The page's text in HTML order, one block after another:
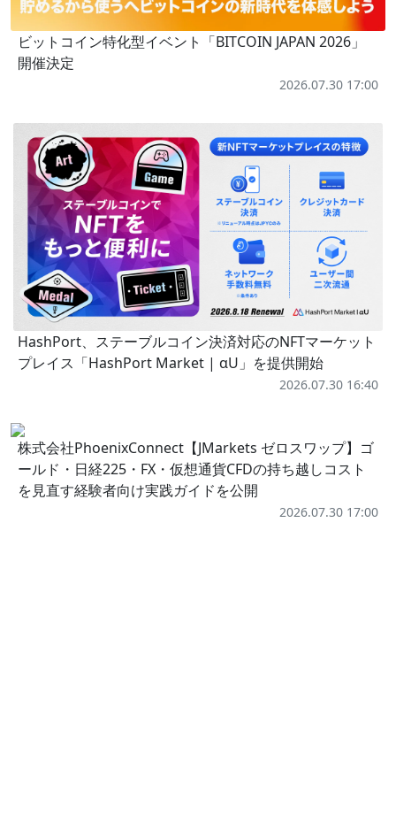
ビットコイン特化型イベント「BITCOIN JAPAN 2026」
開催決定
2026.07.30 17:00
HashPort、ステーブルコイン決済対応のNFTマーケット
プレイス「HashPort Market | αU」を提供開始
2026.07.30 16:40
株式会社PhoenixConnect【JMarkets ゼロスワップ】ゴ
ールド・日経225・FX・仮想通貨CFDの持ち越しコスト
を見直す経験者向け実践ガイドを公開
2026.07.30 17:00